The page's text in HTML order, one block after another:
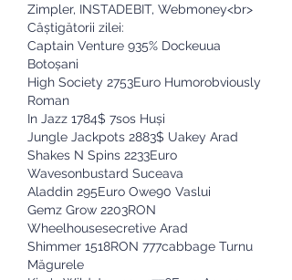
Zimpler, INSTADEBIT, Webmoney<br>
Câștigătorii zilei:
Captain Venture 935% Dockeuua
Botoșani
High Society 2753Euro Humorobviously
Roman
In Jazz 1784$ 7sos Huși
Jungle Jackpots 2883$ Uakey Arad
Shakes N Spins 2233Euro
Wavesonbustard Suceava
Aladdin 295Euro Owe90 Vaslui
Gemz Grow 2203RON
Wheelhousesecretive Arad
Shimmer 1518RON 777cabbage Turnu
Măgurele